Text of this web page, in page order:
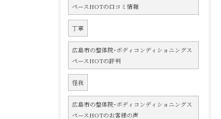
ペースHOTの口コミ情報
丁寧
広島市の整体院･ボディコンディショニングス
ペースHOTの評判
怪我
広島市の整体院･ボディコンディショニングス
ペースHOTのお客様の声